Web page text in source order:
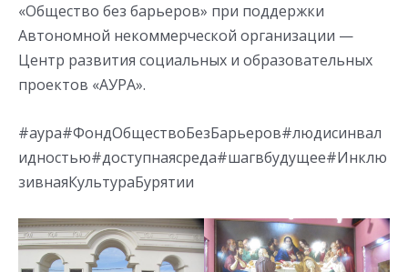
«Общество без барьеров» при поддержки
Автономной некоммерческой организации —
Центр развития социальных и образовательных
проектов «АУРА».
#аура#ФондОбществоБезБарьеров#людисинвал
идностью#доступнаясреда#шагвбудущее#Инклю
зивнаяКультураБурятии